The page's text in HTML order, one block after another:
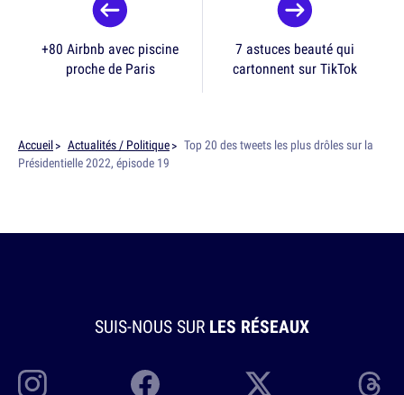
+80 Airbnb avec piscine
proche de Paris
7 astuces beauté qui
cartonnent sur TikTok
Accueil Actualités / Politique
Top 20 des tweets les plus drôles sur la
Présidentielle 2022, épisode 19
SUIS-NOUS SUR LES RÉSEAUX